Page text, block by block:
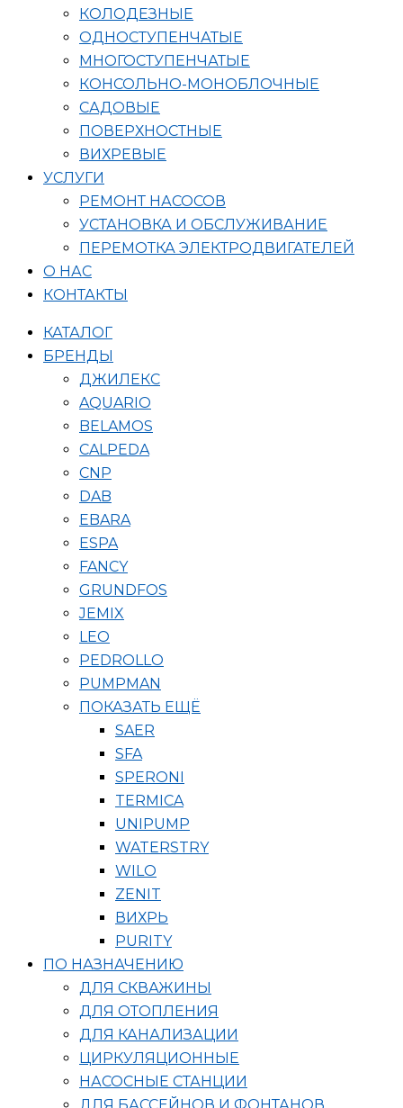
КОЛОДЕЗНЫЕ
ОДНОСТУПЕНЧАТЫЕ
МНОГОСТУПЕНЧАТЫЕ
КОНСОЛЬНО-МОНОБЛОЧНЫЕ
САДОВЫЕ
ПОВЕРХНОСТНЫЕ
ВИХРЕВЫЕ
УСЛУГИ
РЕМОНТ НАСОСОВ
УСТАНОВКА И ОБСЛУЖИВАНИЕ
ПЕРЕМОТКА ЭЛЕКТРОДВИГАТЕЛЕЙ
О НАС
КОНТАКТЫ
КАТАЛОГ
БРЕНДЫ
ДЖИЛЕКС
AQUARIO
BELAMOS
CALPEDA
CNP
DAB
EBARA
ESPA
FANCY
GRUNDFOS
JEMIX
LEO
PEDROLLO
PUMPMAN
ПОКАЗАТЬ ЕЩЁ
SAER
SFA
SPERONI
TERMICA
UNIPUMP
WATERSTRY
WILO
ZENIT
ВИХРЬ
PURITY
ПО НАЗНАЧЕНИЮ
ДЛЯ СКВАЖИНЫ
ДЛЯ ОТОПЛЕНИЯ
ДЛЯ КАНАЛИЗАЦИИ
ЦИРКУЛЯЦИОННЫЕ
НАСОСНЫЕ СТАНЦИИ